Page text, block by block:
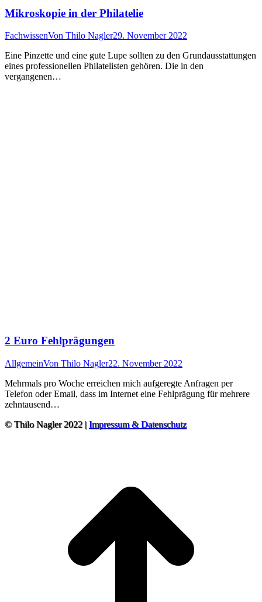
Mikroskopie in der Philatelie
FachwissenVon Thilo Nagler29. November 2022
Eine Pinzette und eine gute Lupe sollten zu den Grundausstattungen
eines professionellen Philatelisten gehören. Die in den
vergangenen…
2 Euro Fehlprägungen
AllgemeinVon Thilo Nagler22. November 2022
Mehrmals pro Woche erreichen mich aufgeregte Anfragen per
Telefon oder Email, dass im Internet eine Fehlprägung für mehrere
zehntausend…
© Thilo Nagler 2022 | Impressum & Datenschutz